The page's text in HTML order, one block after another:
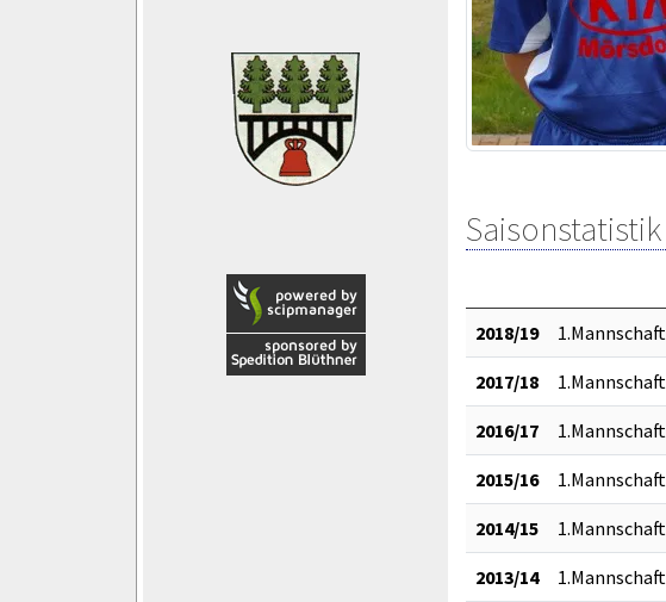
Saisonstatistik
2018/19 1.Mannschaft
2017/18 1.Mannschaft
2016/17 1.Mannschaft
2015/16 1.Mannschaft
2014/15 1.Mannschaft
2013/14 1.Mannschaft